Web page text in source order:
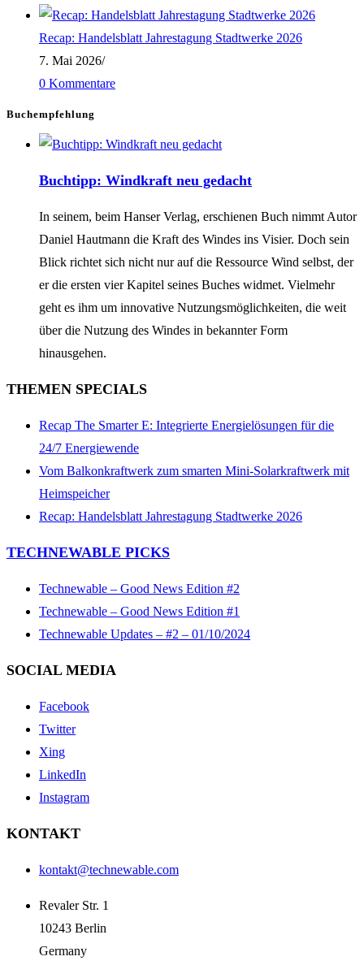
Recap: Handelsblatt Jahrestagung Stadtwerke 2026
7. Mai 2026/
0 Kommentare
Buchempfehlung
Buchtipp: Windkraft neu gedacht
In seinem, beim Hanser Verlag, erschienen Buch nimmt Autor
Daniel Hautmann die Kraft des Windes ins Visier. Doch sein
Blick richtet sich nicht nur auf die Ressource Wind selbst, der
er die ersten vier Kapitel seines Buches widmet. Vielmehr
geht es ihm um innovative Nutzungsmöglichkeiten, die weit
über die Nutzung des Windes in bekannter Form
hinausgehen.
THEMEN SPECIALS
Recap The Smarter E: Integrierte Energielösungen für die
24/7 Energiewende
Vom Balkonkraftwerk zum smarten Mini-Solarkraftwerk mit
Heimspeicher
Recap: Handelsblatt Jahrestagung Stadtwerke 2026
TECHNEWABLE PICKS
Technewable – Good News Edition #2
Technewable – Good News Edition #1
Technewable Updates – #2 – 01/10/2024
SOCIAL MEDIA
Facebook
Twitter
Xing
LinkedIn
Instagram
KONTAKT
kontakt@technewable.com
Revaler Str. 1
10243 Berlin
Germany